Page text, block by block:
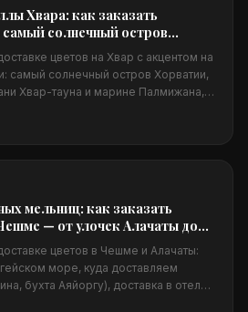
Хвара: как заказать
самый солнечный остров
цветов на Хвар с акцентом на
самый солнечный остров Хорватии,
Хвар-тауна и марине Палмижана,
подходят солёному климату, цены в
мельниц: как заказать
— от улочек Алачаты до
цветов в Чешме и Алачаты:
море, куда доставляем
бухта Аяйоргу), доставка в отели,